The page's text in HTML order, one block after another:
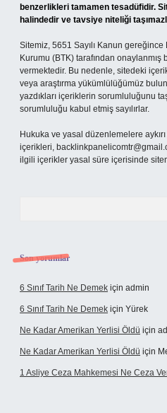
benzerlikleri tamamen tesadüfidir.
halindedir ve tavsiye niteliği
Sitemiz, 5651 Sayılı Kanun
Kurumu (BTK) tarafından onaylanmış
vermektedir. Bu nedenle, sitedeki
veya araştırma yükümlülüğümüz
yazdıkları içeriklerin sorumluluğunu
sorumluluğu kabul etmiş sayılırlar.
Hukuka ve yasal düzenlemelere
içerikleri,
ilgili içerikler yasal süre içerisinde
Son yorumlar
6 Sınıf Tarih Ne Demek için admin
6 Sınıf Tarih Ne Demek için Yürek
Ne Kadar Amerikan Yerlisi Öldü için
Ne Kadar Amerikan Yerlisi Öldü için
1 Asliye Ceza Mahkemesi Ne Ceza